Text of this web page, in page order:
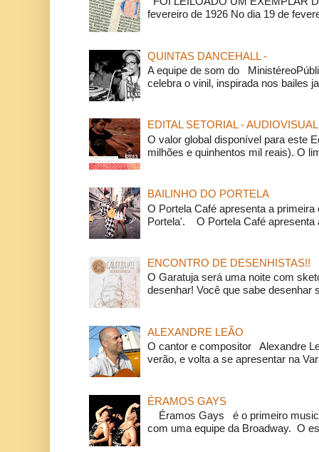
fevereiro de 1926 No dia 19 de
QUINTAS DANCEHALL -
A equipe de som do
celebra o vinil, inspirada nos bailes
EDITAL SETORIAL - AUDIOVISUAL
O valor global disponível para este
milhões e quinhentos mil reais). O
BAILINHO DO PORTELA
O Portela Café apresenta a
Portela'. O Portela Café apresenta
ENCONTRO DE DESENHISTAS!!
O Garatuja será uma noite com
desenhar! Você que sabe desenhar
ALEXANDRE LEÃO
O cantor e compositor Alexandre
verão, e volta a se apresentar na
ÉRAMOS GAYS
Éramos Gays é o primeiro
com uma equipe da Broadway. O